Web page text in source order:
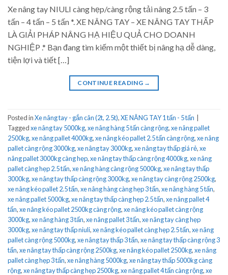
Xe nâng tay NIULI càng hẹp/càng rộng tải nâng 2.5 tấn – 3
tấn – 4 tấn – 5 tấn *. XE NÂNG TAY – XE NÂNG TAY THẤP
LÀ GIẢI PHÁP NÂNG HẠ HIỆU QUẢ CHO DOANH
NGHIỆP .* Bạn đang tìm kiếm một thiết bị nâng hạ dễ dàng,
tiện lợi và tiết […]
CONTINUE READING →
Posted inXe nâng tay - gắn cân (2t, 2.5t),XE NÂNG TAY 1 tấn - 5 tấn
Taggedxe nâng tay 5000kg,xe nâng hàng 5 tấn càng rộng,xe nâng pallet
2500kg,xe nâng pallet 4000kg,xe nâng kéo pallet 2.5 tấn càng rộng,xe nâng
pallet càng rộng 3000kg,xe nâng tay 3000kg,xe nâng tay thấp giá rẻ,xe
nâng pallet 3000kg càng hẹp,xe nâng tay thấp càng rộng 4000kg,xe nâng
pallet càng hẹp 2.5 tấn,xe nâng hàng càng rộng 5000kg,xe nâng tay thấp
3000kg,xe nâng tay thấp càng rộng 3000kg,xe nâng tay càng rộng 2500kg,
xe nâng kéo pallet 2.5 tấn,xe nâng hàng càng hẹp 3 tấn,xe nâng hàng 5 tấn,
xe nâng pallet 5000kg,xe nâng tay thấp càng hẹp 2.5 tấn,xe nâng pallet 4
tấn,xe nâng kéo pallet 2500kg càng rộng,xe nâng kéo pallet càng rộng
3000kg,xe nâng hàng 3 tấn,xe nâng pallet 3 tấn,xe nâng tay càng hẹp
3000kg,xe nâng tay thấp niuli,xe nâng kéo pallet càng hẹp 2.5 tấn,xe nâng
pallet càng rộng 5000kg,xe nâng tay thấp 3 tấn,xe nâng tay thấp càng rộng 3
tấn,xe nâng tay thấp càng rộng 2500kg,xe nâng kéo pallet 2500kg,xe nâng
pallet càng hẹp 3 tấn,xe nâng hàng 5000kg,xe nâng tay thấp 5000kg càng
rộng,xe nâng tay thấp càng hẹp 2500kg,xe nâng pallet 4 tấn càng rộng,xe